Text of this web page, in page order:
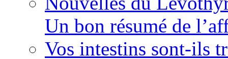
Un bon résumé de
Vos intestins sont-ils